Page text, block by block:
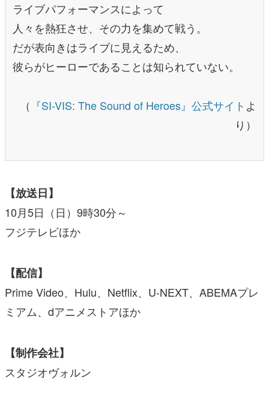
ライブパフォーマンスによって
人々を熱狂させ、その力を集めて戦う。
だが表向きはライブに見えるため、
彼らがヒーローであることは知られていない。
（ 『SI-VIS: The Sound of Heroes』公式サイト よ
り）
【放送日】
10月5日（日）9時30分～
フジテレビほか
【配信】
Prime Video、Hulu、Netflix、U-NEXT、ABEMAプレ
ミアム、dアニメストアほか
【制作会社】
スタジオヴォルン